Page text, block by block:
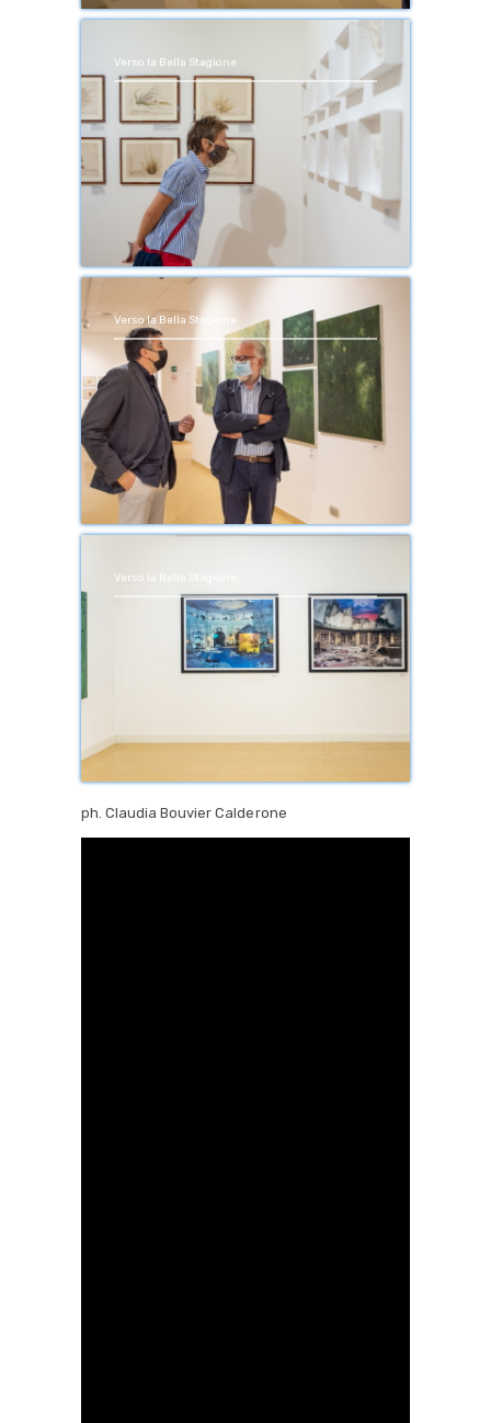
Verso la Bella Stagione
Verso la Bella Stagione
Verso la Bella Stagione
ph. Claudia Bouvier Calderone